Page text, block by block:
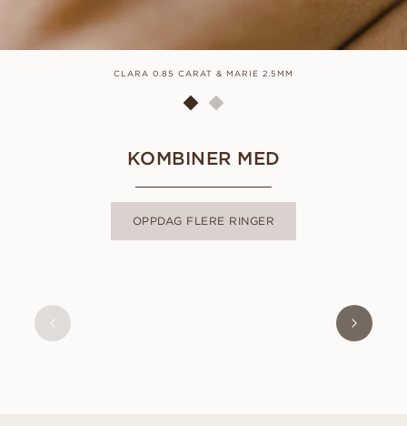
CLARA 0.85 CARAT & MARIE 2.5MM
KOMBINER MED
OPPDAG FLERE RINGER